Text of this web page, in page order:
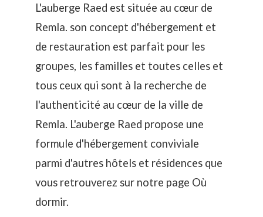
L'auberge Raed est située au cœur de
Remla. son concept d'hébergement et
de restauration est parfait pour les
groupes, les familles et toutes celles et
tous ceux qui sont à la recherche de
l'authenticité au cœur de la ville de
Remla. L'auberge Raed propose une
formule d'hébergement conviviale
parmi d'autres hôtels et résidences que
vous retrouverez sur notre page Où
dormir.